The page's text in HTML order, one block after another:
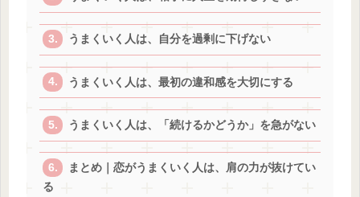
うまくいく人は、自分を過剰に下げない
うまくいく人は、最初の違和感を大切にする
うまくいく人は、「続けるかどうか」を急がない
まとめ｜恋がうまくいく人は、肩の力が抜けてい
る